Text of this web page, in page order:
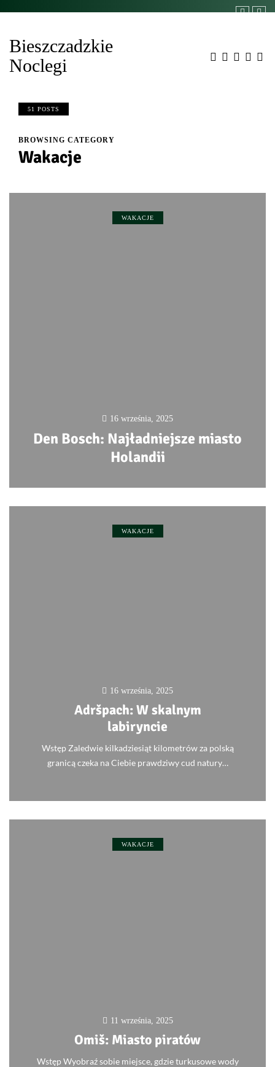
Bieszczadzkie
Noclegi
51 POSTS
BROWSING CATEGORY
Wakacje
WAKACJE
16 września, 2025
Den Bosch: Najładniejsze miasto
Holandii
WAKACJE
16 września, 2025
Adršpach: W skalnym
labiryncie
Wstęp Zaledwie kilkadziesiąt kilometrów za polską
granicą czeka na Ciebie prawdziwy cud natury…
WAKACJE
11 września, 2025
Omiš: Miasto piratów
Wstęp Wyobraź sobie miejsce, gdzie turkusowe wody